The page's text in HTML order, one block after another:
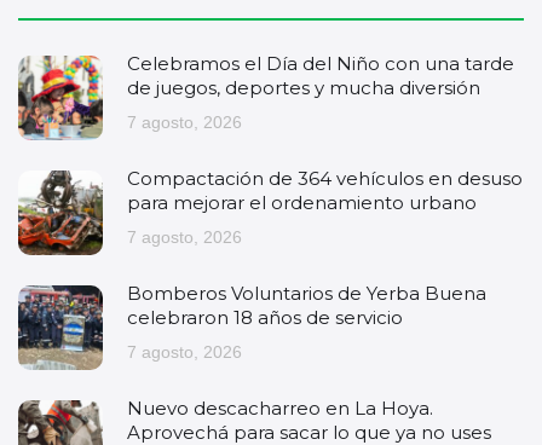
Celebramos el Día del Niño con una tarde
de juegos, deportes y mucha diversión
7 agosto, 2026
Compactación de 364 vehículos en desuso
para mejorar el ordenamiento urbano
7 agosto, 2026
Bomberos Voluntarios de Yerba Buena
celebraron 18 años de servicio
7 agosto, 2026
Nuevo descacharreo en La Hoya.
Aprovechá para sacar lo que ya no uses